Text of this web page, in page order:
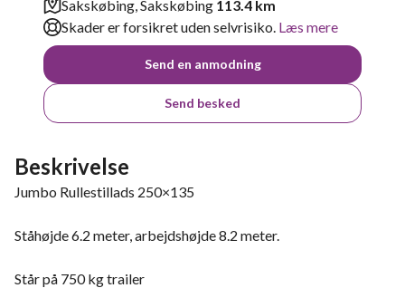
Sakskøbing, Sakskøbing 113.4 km
Skader er forsikret uden selvrisiko. Læs mere
Send en anmodning
Send besked
Beskrivelse
Jumbo Rullestillads 250×135
Ståhøjde 6.2 meter, arbejdshøjde 8.2 meter.
Står på 750 kg trailer